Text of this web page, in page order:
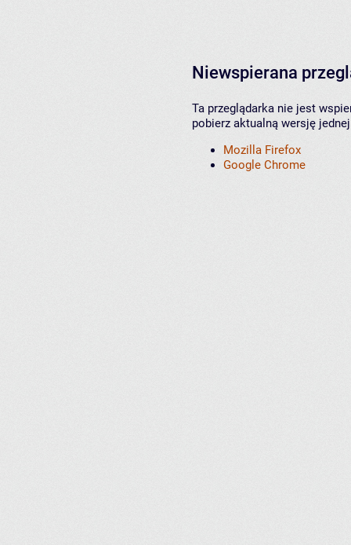
Niewspierana
Ta przeglądarka nie jest
pobierz aktualną wersję
Mozilla Firefox
Google Chrome